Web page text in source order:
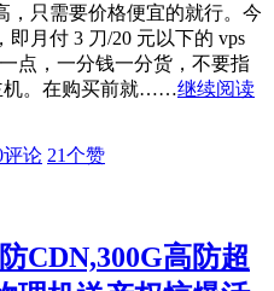
，只需要价格便宜的就行。今
月付 3 刀/20 元以下的 vps
点，一分钱一分货，不要指
机。在购买前就……继续阅读
评论 21个赞
CDN,300G高防超